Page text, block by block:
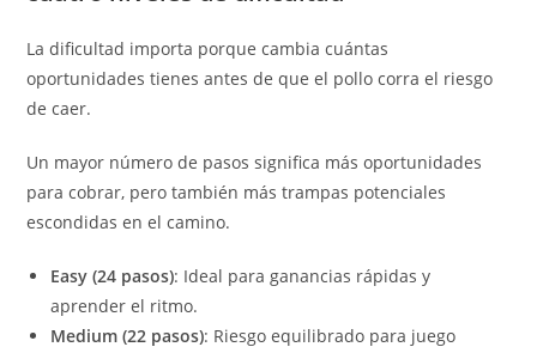
La dificultad importa porque cambia cuántas
oportunidades tienes antes de que el pollo corra el riesgo
de caer.
Un mayor número de pasos significa más oportunidades
para cobrar, pero también más trampas potenciales
escondidas en el camino.
Easy (24 pasos): Ideal para ganancias rápidas y
aprender el ritmo.
Medium (22 pasos): Riesgo equilibrado para juego